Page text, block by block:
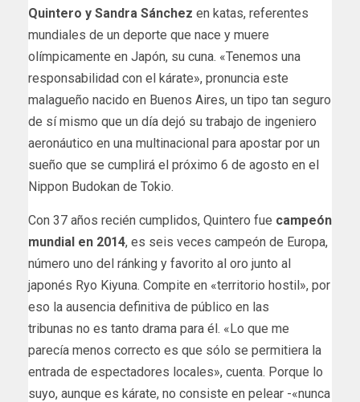
Quintero y Sandra Sánchez en katas, referentes
mundiales de un deporte que nace y muere
olímpicamente en Japón, su cuna. «Tenemos una
responsabilidad con el kárate», pronuncia este
malagueño nacido en Buenos Aires, un tipo tan seguro
de sí mismo que un día dejó su trabajo de ingeniero
aeronáutico en una multinacional para apostar por un
sueño que se cumplirá el próximo 6 de agosto en el
Nippon Budokan de Tokio.
Con 37 años recién cumplidos, Quintero fue campeón
mundial en 2014, es seis veces campeón de Europa,
número uno del ránking y favorito al oro junto al
japonés Ryo Kiyuna. Compite en «territorio hostil», por
eso la ausencia definitiva de público en las
tribunas no es tanto drama para él. «Lo que me
parecía menos correcto es que sólo se permitiera la
entrada de espectadores locales», cuenta. Porque lo
suyo, aunque es kárate, no consiste en pelear -«nunca